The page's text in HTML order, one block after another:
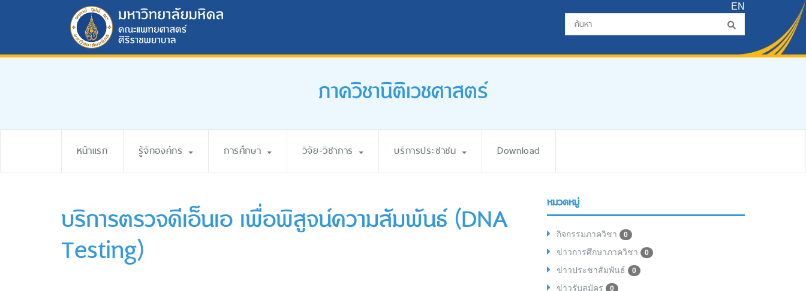
EN
ภาควิชานิติเวชศาสตร์
หน้าแรก รู้จักองค์กร การศึกษา วิจัย-วิชาการ บริการประชาชน Download
บริการตรวจดีเอ็นเอ เพื่อพิสูจน์ความสัมพันธ์ (DNA
Testing)
หมวดหมู่
กิจกรรมภาควิชา 0
ข่าวการศึกษาภาควิชา 0
ข่าวประชาสัมพันธ์ 0
ข่าวรับสมัคร 0